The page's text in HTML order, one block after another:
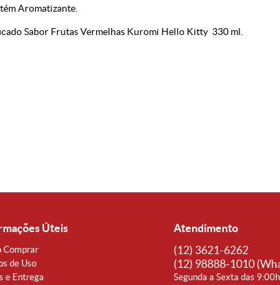
Aromatizante.
Sabor Frutas Vermelhas Kuromi Hello Kitty 330 ml.
Úteis
Comprar
de Uso
e Entrega
Atendimento
(12) 3621-6262
(12) 98888-1010
Segunda a Sexta das